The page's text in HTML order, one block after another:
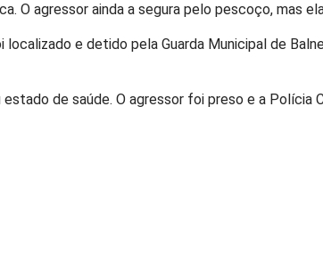
O agressor ainda a segura pelo pescoço, mas
e detido pela Guarda Municipal de
de saúde. O agressor foi preso e a